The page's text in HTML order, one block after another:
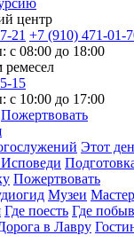
центр
21 +7 (910) 471-01-
с 08:00 до 18:00
15
с 10:00 до 17:00
Пожертвовать
Этот
Пожертвовать
Музеи
Где поесть Где
в Лавру